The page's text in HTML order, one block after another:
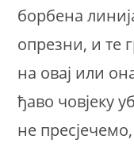
борбена
опрезни, и те
на овај или
ђаво човјеку
не